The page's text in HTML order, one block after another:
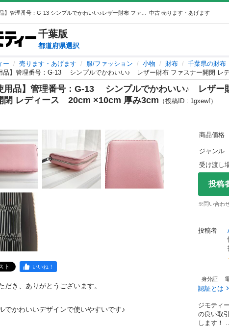
中古 売ります・あげます
千葉版
都道府県選択
ー 売ります・あげます 服/ファッション 小物 財布 千葉県の財布
品】管理番号：G-13 シンプルでかわいい♪ レザー財布 ファスナー開閉 レ
用品】管理番号：G-13 シンプルでかわいい♪ レザー
閉 レディース 20cm ×10cm 厚み3cm （投稿ID : 1gxewf）
ト いいね！
だき、ありがとうございます。
でかわいいデザインで使いやすいです♪
商品価格
ジャンル
受け渡し
投稿
※問い合わ
投稿者
身分証
認証とは
ジモティ
の良い取
します！